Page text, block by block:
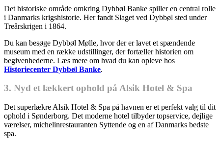
Det historiske område omkring Dybbøl Banke spiller en central rolle
i Danmarks krigshistorie. Her fandt Slaget ved Dybbøl sted under
Treårskrigen i 1864.
Du kan besøge Dybbøl Mølle, hvor der er lavet et spændende
museum med en række udstillinger, der fortæller historien om
begivenhederne. Læs mere om hvad du kan opleve hos
Historiecenter Dybbøl Banke.
3. Nyd et lækkert ophold på Alsik Hotel & Spa
Det superlækre Alsik Hotel & Spa på havnen er et perfekt valg til dit
ophold i Sønderborg. Det moderne hotel tilbyder topservice, dejlige
værelser, michelinrestauranten Syttende og en af Danmarks bedste
spa.